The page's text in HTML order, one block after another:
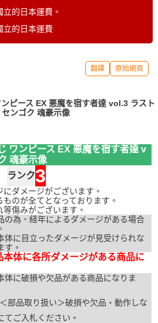
的日本運費。
立的日本運費
翻譯 原始網頁
ピース EX 悪魔を宿す者達 vol.3 ラスト
センゴク 魂豪示像
ワンピース EX 悪魔を宿す者達 v
魂豪示像
ランク3
にダメージがございます。
のが全てとなっております。
等傷みがございます。
の為、経年によるダメージがある場合
に目立ったダメージが見受けられな
す。
体に各所ダメージがある商品に
に破損や欠品がある商品になりま
＜部品取り扱い＞破損や欠品・動作しな
てご入札ください。